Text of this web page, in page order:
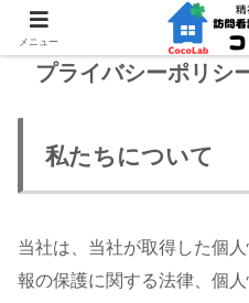
プライバシーポリシ
私たちについて
当社は、当社が取得した個
報の保護に関する法律、個
メニュー